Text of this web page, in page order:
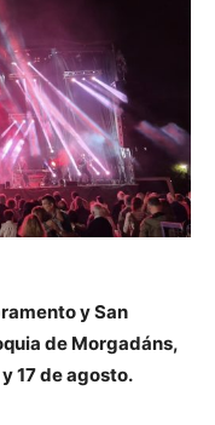
y San
de Morgadáns,
17 de agosto.